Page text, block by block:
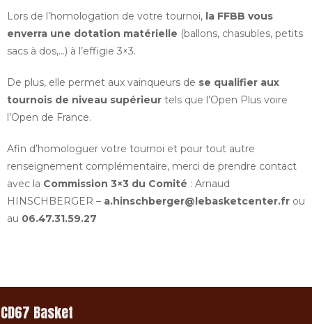
Lors de l’homologation de votre tournoi, la FFBB vous
enverra une dotation matérielle (ballons, chasubles, petits
sacs à dos,…) à l’effigie 3×3.
De plus, elle permet aux vainqueurs de se qualifier aux
tournois de niveau supérieur tels que l’Open Plus voire
l’Open de France.
Afin d’homologuer votre tournoi et pour tout autre
renseignement complémentaire, merci de prendre contact
avec la Commission 3×3 du Comité : Arnaud
HINSCHBERGER – a.hinschberger@lebasketcenter.fr ou
au 06.47.31.59.27
CD67 Basket